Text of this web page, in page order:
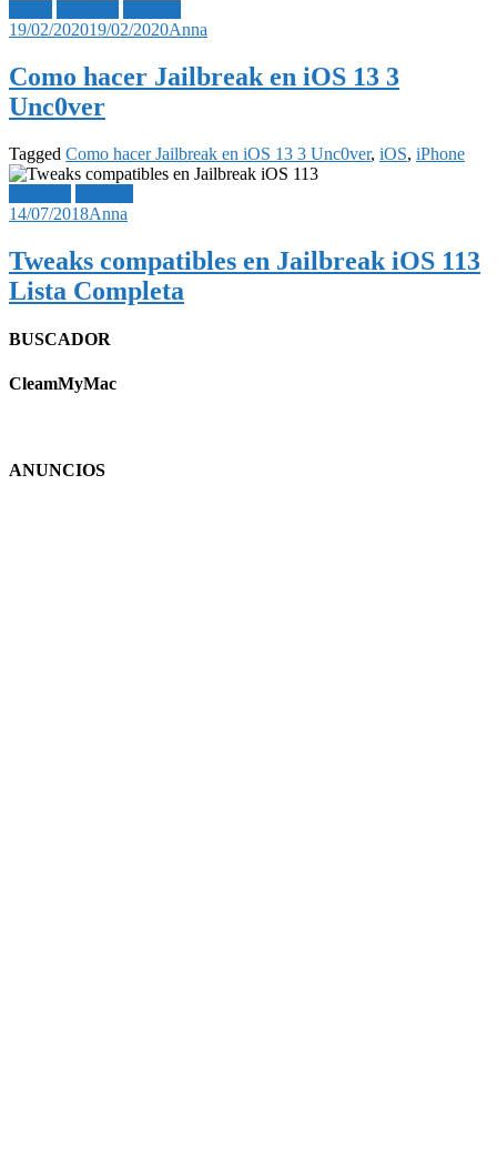
19/02/202019/02/2020Anna
Como hacer Jailbreak en iOS 13 3
Unc0ver
Tagged Como hacer Jailbreak en iOS 13 3 Unc0ver, iOS, iPhone
14/07/2018Anna
Tweaks compatibles en Jailbreak iOS 113
Lista Completa
BUSCADOR
CleamMyMac
ANUNCIOS